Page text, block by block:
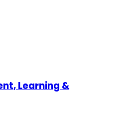
Learning &